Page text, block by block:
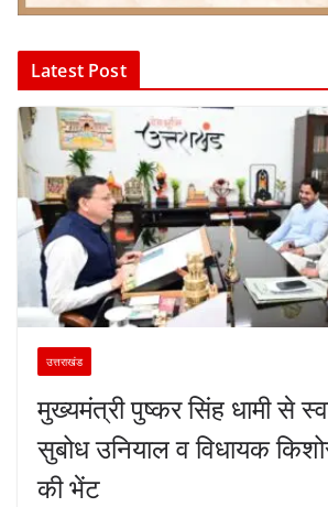
Latest Post
उत्तराखंड
मुख्यमंत्री पुष्कर सिंह धामी से
सुबोध उनियाल व विधायक
की भेंट